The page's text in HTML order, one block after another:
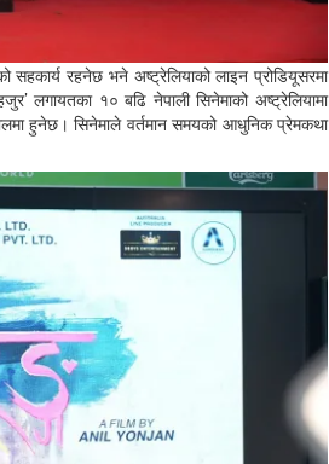
सहकार्य रहनेछ भने अष्ट्रेलियाको लाइन प्रोडियूसरमा
लगायतका १० बढि नेपाली सिनेमाको अष्ट्रेलियामा
हुनेछ। सिनेमाले वर्तमान समयको आधुनिक प्रेमकथा